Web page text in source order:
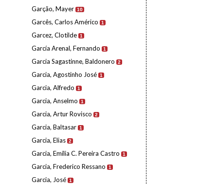
Garção, Mayer 10
Garcês, Carlos Américo 1
Garcez, Clotilde 1
García Arenal, Fernando 1
Garcia Sagastinne, Baldonero 2
Garcia, Agostinho José 1
Garcia, Alfredo 1
Garcia, Anselmo 1
Garcia, Artur Rovisco 2
Garcia, Baltasar 1
Garcia, Elias 2
Garcia, Emília C. Pereira Castro 1
Garcia, Frederico Ressano 1
Garcia, José 1